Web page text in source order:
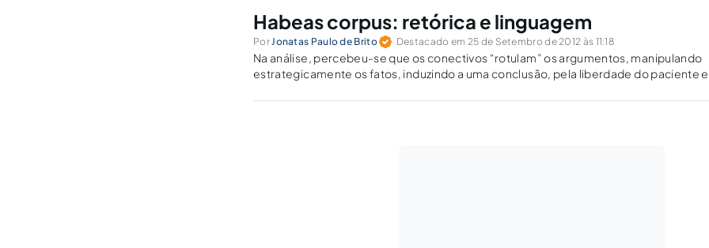
Habeas corpus: retórica e linguagem
PorJonatas Paulo de Brito Destacado em 25 de Setembro de 2012 às 11:18
Na análise, percebeu-se que os conectivos “rotulam” os argumentos, manipulando
estrategicamente os fatos, induzindo a uma conclusão, pela liberdade do paciente